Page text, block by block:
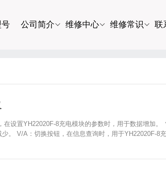
公司简介 维修中心 维修常识 联
设置YH22020F-8充电模块的参数时，用于数据增加
。 V/A：切换按钮，在信息查询时，用于YH22020F-8